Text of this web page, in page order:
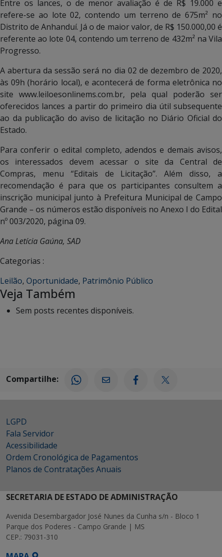
Entre os lances, o de menor avaliação é de R$ 19.000 e
refere-se ao lote 02, contendo um terreno de 675m² no
Distrito de Anhanduí. Já o de maior valor, de R$ 150.000,00 é
referente ao lote 04, contendo um terreno de 432m² na Vila
Progresso.
A abertura da sessão será no dia 02 de dezembro de 2020,
às 09h (horário local), e acontecerá de forma eletrônica no
site www.leiloesonlinems.com.br, pela qual poderão ser
oferecidos lances a partir do primeiro dia útil subsequente
ao da publicação do aviso de licitação no Diário Oficial do
Estado.
Para conferir o edital completo, adendos e demais avisos,
os interessados devem acessar o site da Central de
Compras, menu “Editais de Licitação”. Além disso, a
recomendação é para que os participantes consultem a
inscrição municipal junto à Prefeitura Municipal de Campo
Grande – os números estão disponíveis no Anexo I do Edital
nº 003/2020, página 09.
Ana Letícia Gaúna, SAD
Categorias :
Leilão, Oportunidade, Patrimônio Público
Veja Também
Sem posts recentes disponíveis.
Compartilhe:
LGPD
Fala Servidor
Acessibilidade
Ordem Cronológica de Pagamentos
Planos de Contratações Anuais
SECRETARIA DE ESTADO DE ADMINISTRAÇÃO
Avenida Desembargador José Nunes da Cunha s/n - Bloco 1
Parque dos Poderes - Campo Grande | MS
CEP.: 79031-310